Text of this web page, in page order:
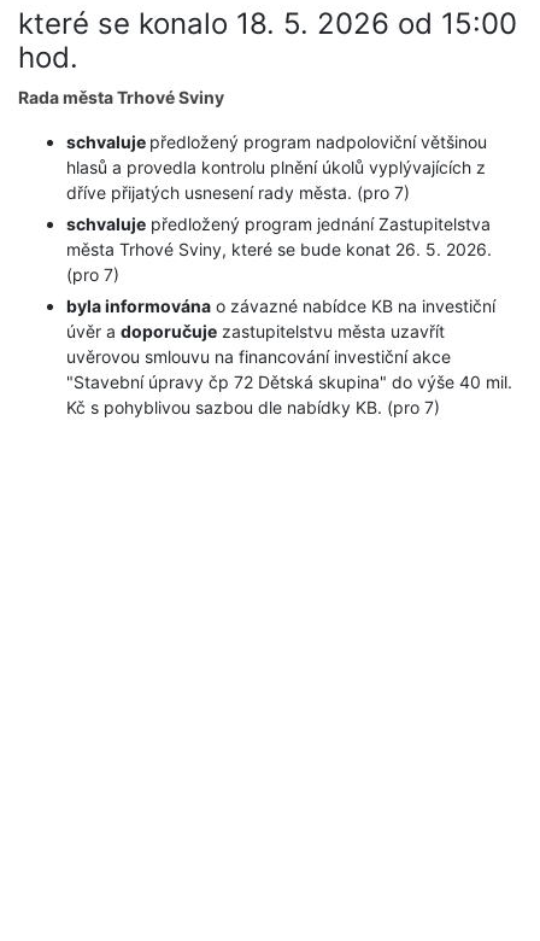
které se konalo 18. 5. 2026 od 15:00
hod.
Rada města Trhové Sviny
schvaluje předložený program nadpoloviční většinou
hlasů a provedla kontrolu plnění úkolů vyplývajících z
dříve přijatých usnesení rady města. (pro 7)
schvaluje předložený program jednání Zastupitelstva
města Trhové Sviny, které se bude konat 26. 5. 2026.
(pro 7)
byla informována o závazné nabídce KB na investiční
úvěr a doporučuje zastupitelstvu města uzavřít
uvěrovou smlouvu na financování investiční akce
"Stavební úpravy čp 72 Dětská skupina" do výše 40 mil.
Kč s pohyblivou sazbou dle nabídky KB. (pro 7)